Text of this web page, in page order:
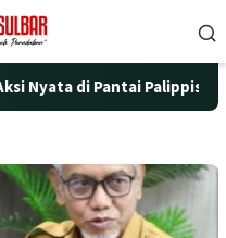
di Pantai Palippis: